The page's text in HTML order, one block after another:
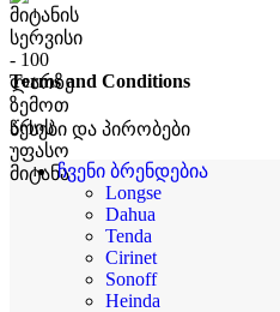
Terms and Conditions
წესები და პირობები
ჩვენი ბრენდებია
Longse
Dahua
Tenda
Cirinet
Sonoff
Heinda